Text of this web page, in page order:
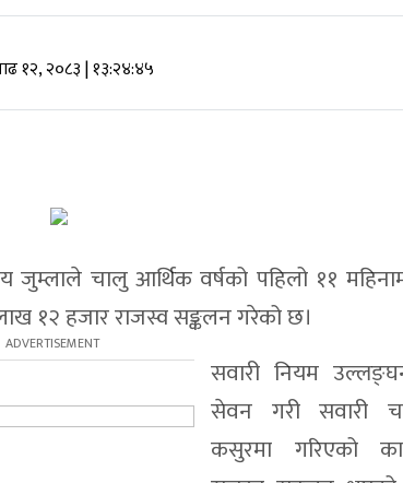
१२, २०८३| १३:२४:४५
जुम्लाले चालु आर्थिक वर्षको पहिलो ११
१२ हजार राजस्व सङ्कलन गरेको छ।
सवारी नियम
सेवन गरी सवारी
कसुरमा गरिएको